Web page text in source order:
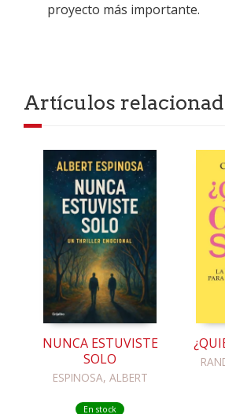
proyecto más importante.
Artículos
NUNCA ESTUVISTE
SOLO
ESPINOSA, ALBERT
En stock